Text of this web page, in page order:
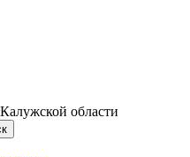
области